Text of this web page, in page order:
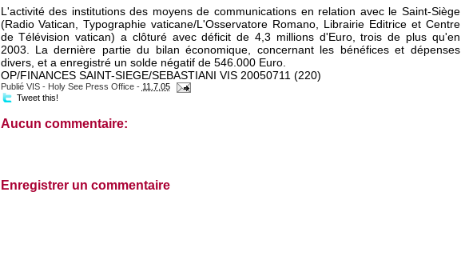
L'activité des institutions des moyens de communications en relation avec le Saint-Siège
(Radio Vatican, Typographie vaticane/L'Osservatore Romano, Librairie Editrice et Centre
de Télévision vatican) a clôturé avec déficit de 4,3 millions d'Euro, trois de plus qu'en
2003. La dernière partie du bilan économique, concernant les bénéfices et dépenses
divers, et a enregistré un solde négatif de 546.000 Euro.
OP/FINANCES SAINT-SIEGE/SEBASTIANI VIS 20050711 (220)
Publié VIS - Holy See Press Office - 11.7.05
Tweet this!
Aucun commentaire:
Enregistrer un commentaire